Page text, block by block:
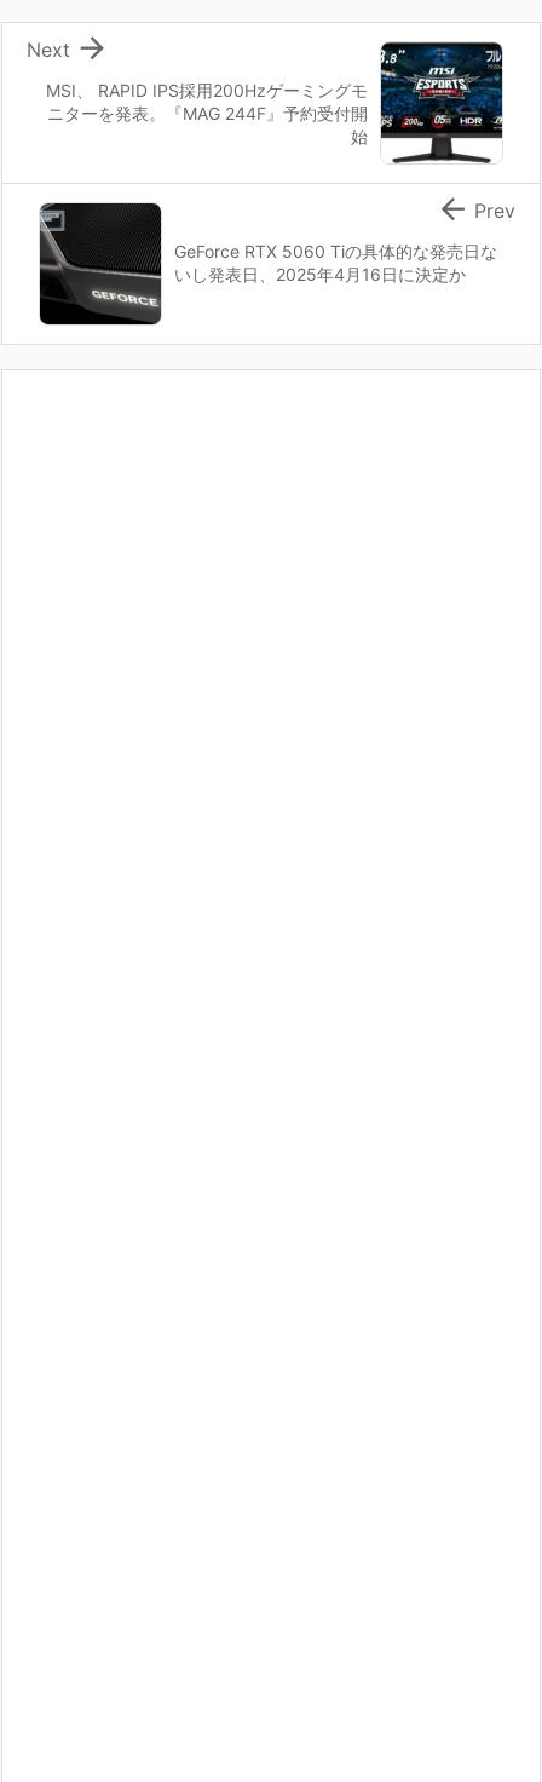
MSI、 RAPID IPS採用200Hzゲーミングモ
ニターを発表。『MAG 244F』予約受付開
始

Next
GeForce RTX 5060 Tiの具体的な発売日な
いし発表日、2025年4月16日に決定か
 Prev